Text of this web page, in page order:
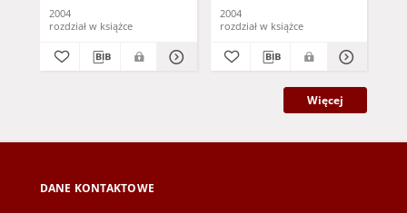
2004
rozdział w książce
2004
rozdział w książce
Więcej
DANE KONTAKTOWE